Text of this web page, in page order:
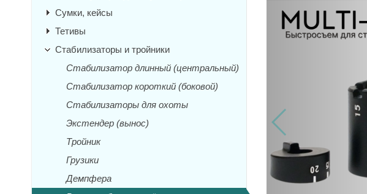
Сумки, кейсы
Тетивы
Стабилизаторы и тройники
Стабилизатор длинный (центральный)
Стабилизатор короткий (боковой)
Стабилизаторы для охоты
Экстендер (вынос)
Тройник
Грузики
Демпфера